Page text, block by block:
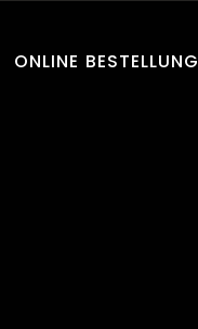
ONLINE BESTELLUNG